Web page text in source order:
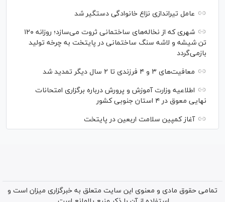
عامل تیراندازی نزاع خانوادگی دستگیر شد
شهری که از نخاله‌های ساختمانی ثروت می‌سازد؛ روزانه ۱۲۰
تن شیشه و لاشه سنگ ساختمانی در پایتخت به چرخه تولید
بازمی‌گردد
معافیت‌های ۳ و ۴ فرزندی تا ۲ سال دیگر تمدید شد
اطلاعیه وزارت آموزش و پرورش درباره برگزاری امتحانات
نهایی معوق در ۴ استان جنوبی کشور
آغاز کمپین سلامت اربعین در پایتخت
تمامی حقوق مادی و معنوی این سایت متعلق به خبرگزاری میزان است و